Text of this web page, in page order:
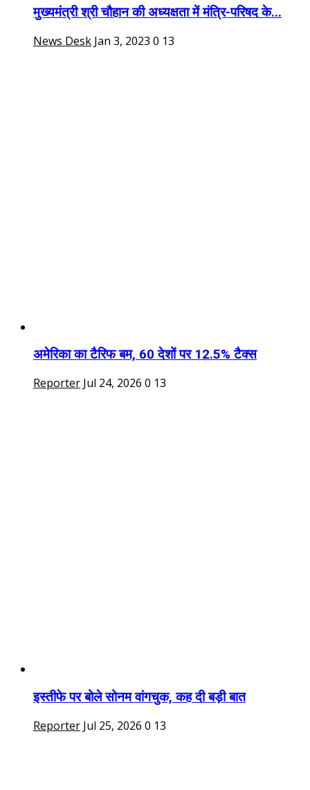
मुख्यमंत्री श्री चौहान की अध्यक्षता में मंत्रि-परिषद के...
News Desk Jan 3, 2023 0 13
अमेरिका का टैरिफ बम, 60 देशों पर 12.5% टैक्स
Reporter Jul 24, 2026 0 13
इस्तीफे पर बोले सोनम वांगचुक, कह दी बड़ी बात
Reporter Jul 25, 2026 0 13